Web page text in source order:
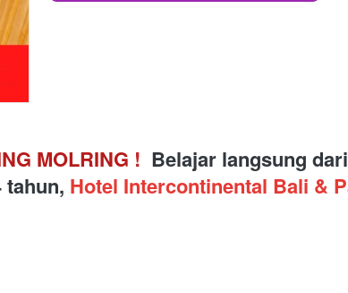
MOLRING ! Belajar langsung dari
tahun, Hotel Intercontinental Bali &